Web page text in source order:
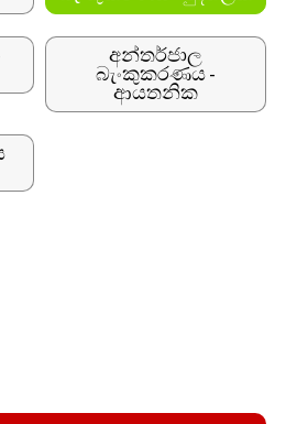
අන්තර්ජාල
බැංකුකරණය -
ආයතනික